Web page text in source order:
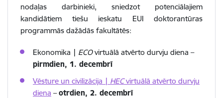
nodaļas darbinieki, sniedzot potenciālajiem
kandidātiem tiešu ieskatu EUI doktorantūras
programmās dažādās fakultātēs:
Ekonomika | ECOvirtuālā atvērto durvju diena –
pirmdien, 1. decembrī
Vēsture un civilizācija | HECvirtuālā atvērto durvju
diena –otrdien, 2. decembrī